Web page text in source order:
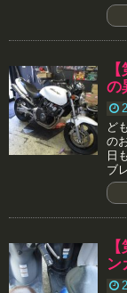
の
ど
の
日
ブ
ン